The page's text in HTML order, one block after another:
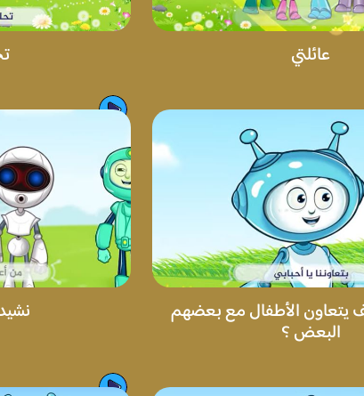
عائلتي
يتعاون الأطفال مع بعضهم
البعض ؟